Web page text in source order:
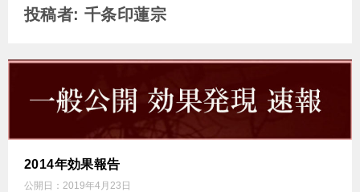
投稿者: 千条印蓮宗
2014年効果報告
公開日： 2019年4月23日